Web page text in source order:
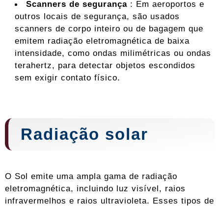
Scanners de segurança : Em aeroportos e
outros locais de segurança, são usados ​​
scanners de corpo inteiro ou de bagagem que
emitem radiação eletromagnética de baixa
intensidade, como ondas milimétricas ou ondas
terahertz, para detectar objetos escondidos
sem exigir contato físico.
Radiação solar
O Sol emite uma ampla gama de radiação
eletromagnética, incluindo luz visível, raios
infravermelhos e raios ultravioleta. Esses tipos de